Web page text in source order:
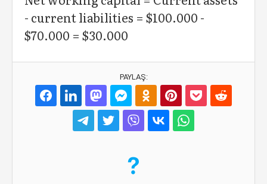
- current liabilities = $100.000 -
$70.000 = $30.000
PAYLAŞ: